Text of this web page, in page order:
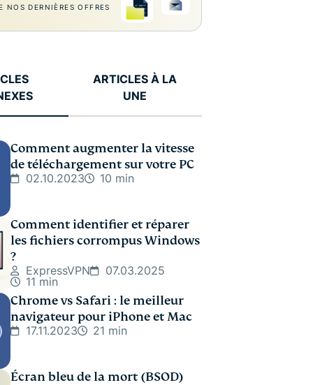
NOS DERNIÈRES OFFRES
ARTICLES À LA
UNE
Comment augmenter la vitesse
de téléchargement sur votre PC
02.10.2023 10 min
Comment identifier et réparer
les fichiers corrompus Windows
?
ExpressVPN
07.03.2025
11 min
Chrome vs Safari : le meilleur
navigateur pour iPhone et Mac
17.11.2023 21 min
Écran bleu de la mort (BSOD)